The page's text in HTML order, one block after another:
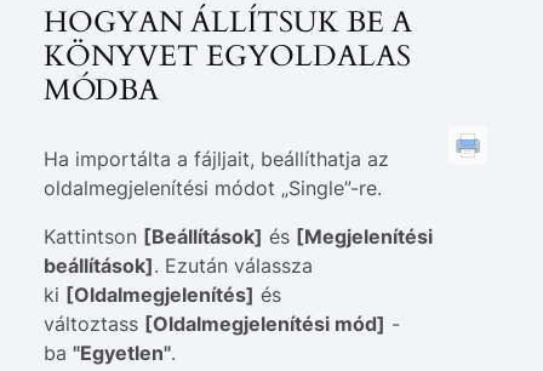
HOGYAN ÁLLÍTSUK BE A
KÖNYVET EGYOLDALAS
MÓDBA
Ha importálta a fájljait, beállíthatja az
oldalmegjelenítési módot „Single”-re.
Kattintson [Beállítások] és [Megjelenítési
beállítások]. Ezután válassza
ki [Oldalmegjelenítés] és
változtass [Oldalmegjelenítési mód] -
ba "Egyetlen".